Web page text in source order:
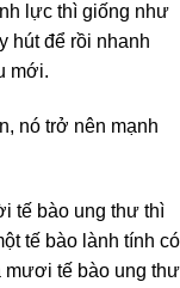
lực thì giống như
hút để rồi nhanh
mới.
nó trở nên mạnh
tế bào ung thư thì
tế bào lành tính có
mươi tế bào ung thư